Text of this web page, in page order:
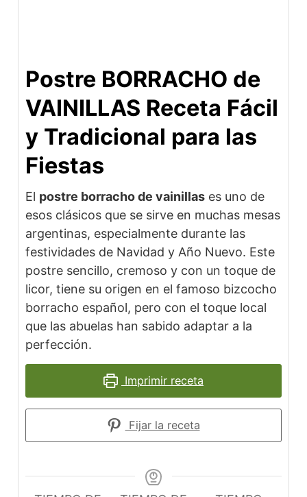
Postre BORRACHO de
VAINILLAS Receta Fácil
y Tradicional para las
Fiestas
El postre borracho de vainillas es uno de
esos clásicos que se sirve en muchas mesas
argentinas, especialmente durante las
festividades de Navidad y Año Nuevo. Este
postre sencillo, cremoso y con un toque de
licor, tiene su origen en el famoso bizcocho
borracho español, pero con el toque local
que las abuelas han sabido adaptar a la
perfección.
Imprimir receta
Fijar la receta